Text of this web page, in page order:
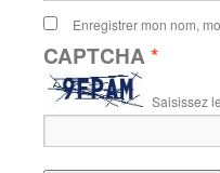
Enregistrer mon nom,
CAPTCHA*
Saisissez